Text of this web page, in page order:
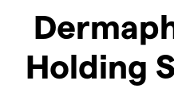
Holding